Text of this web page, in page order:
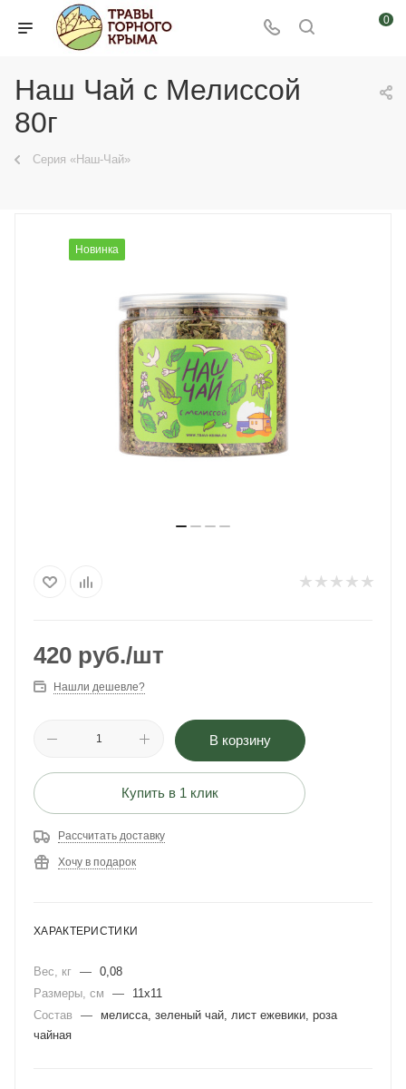
0
Наш Чай с Мелиссой
80г
Серия «Наш-Чай»
Новинка
420 руб./шт
Нашли дешевле?
В корзину
Купить в 1 клик
Рассчитать доставку
Хочу в подарок
ХАРАКТЕРИСТИКИ
Вес, кг — 0,08
Размеры, см
—
11х11
Состав
—
мелисса, зеленый чай, лист ежевики, роза
чайная